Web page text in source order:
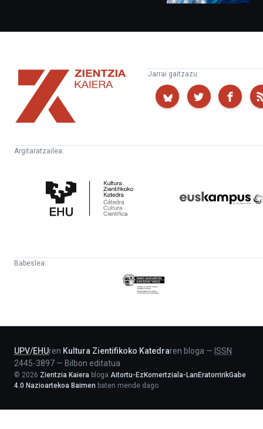
Zientzia
Kaiera
Jarrai gaitzazu:
Argitaratzailea:
Zientifikoko
Katedra
Babeslea:
Eusko
Jaurlaritza
UPV/EHUren Kultura Zientifikoko Katedraren bloga — ISSN
2445-3897 — Bilbon editatua
© 2026 Zientzia Kaiera bloga Aitortu-EzKomertziala-LanEratorririkGabe
4.0 Nazioartekoa Baimen baten mende dago